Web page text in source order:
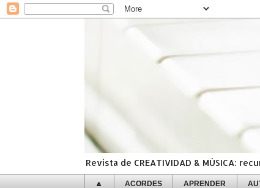
Revista de CREATIVIDAD & MÚSICA:
🔼 ACORDES APRENDER